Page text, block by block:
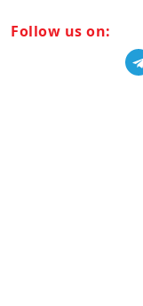
Follow us on: